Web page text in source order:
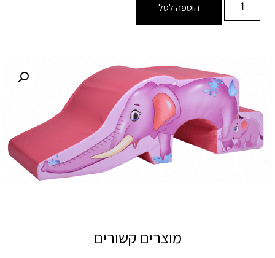
הוספה לסל
מוצרים קשורים